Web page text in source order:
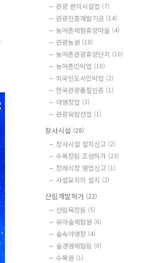
관광 편의시설업 (7)
관광진흥개발기금 (14)
농어촌체험휴양마을 (4)
관광농원 (18)
농어촌관광휴양단지 (10)
농어촌민박업 (10)
외국인도시민박업 (2)
한국관광품질인증 (1)
야영장업 (3)
관광유람선업 (1)
장사시설 (28)
장사시설 설치신고 (2)
수목장림 조성허가 (23)
장례식장 영업신고 (1)
사설묘지의 설치 (2)
산림개발허가 (22)
산림욕장등 (5)
유아숲체험원 (6)
숲속야영장 (4)
숲경영체험림 (0)
수목원 (1)